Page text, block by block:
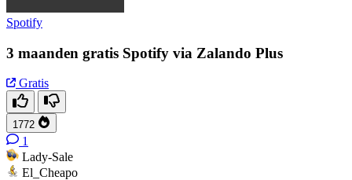
Spotify
3 maanden gratis Spotify via Zalando Plus
Gratis
1772
1
Lady-Sale
El_Cheapo